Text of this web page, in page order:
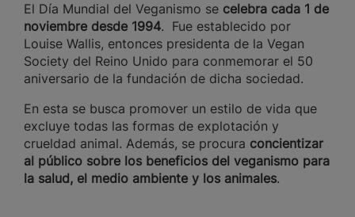
El Día Mundial del Veganismo se celebra cada 1 de
noviembre desde 1994. Fue establecido por
Louise Wallis, entonces presidenta de la Vegan
Society del Reino Unido para conmemorar el 50
aniversario de la fundación de dicha sociedad.
En esta se busca promover un estilo de vida que
excluye todas las formas de explotación y
crueldad animal. Además, se procura concientizar
al público sobre los beneficios del veganismo para
la salud, el medio ambiente y los animales.